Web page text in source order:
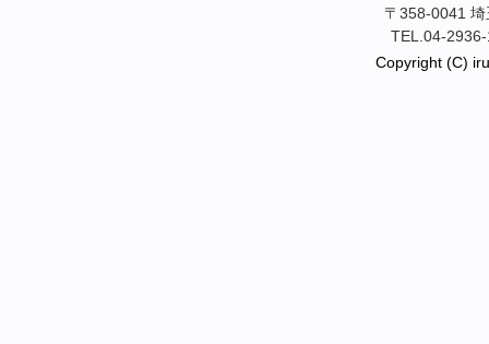
〒358-0041
TEL.04-
Copyright (C)